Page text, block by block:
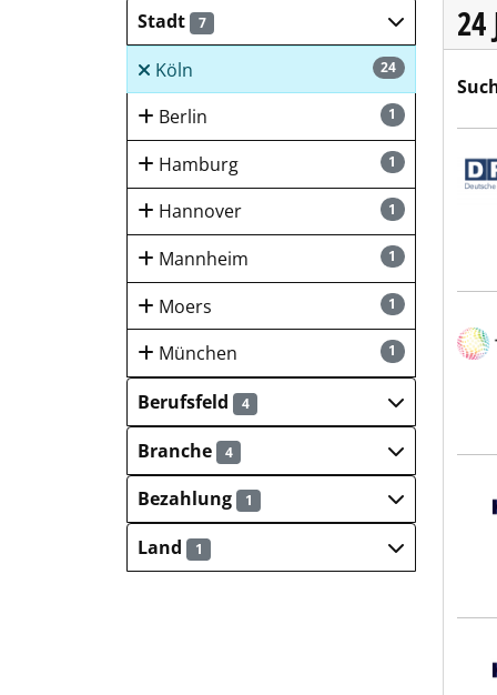
Stadt 7
24
Köln
1
Berlin
1
Hamburg
1
Hannover
1
Mannheim
1
Moers
1
München
Berufsfeld
4
Branche 4
Bezahlung 1
Land 1
24